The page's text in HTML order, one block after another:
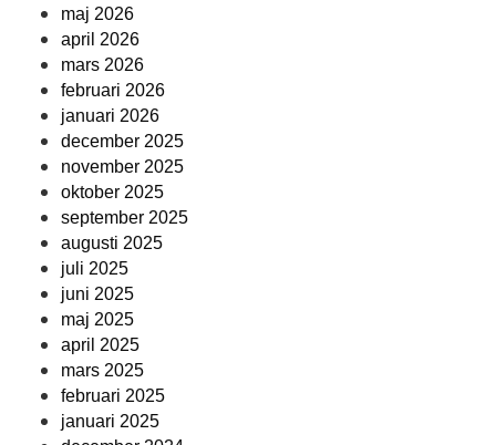
maj 2026
april 2026
mars 2026
februari 2026
januari 2026
december 2025
november 2025
oktober 2025
september 2025
augusti 2025
juli 2025
juni 2025
maj 2025
april 2025
mars 2025
februari 2025
januari 2025